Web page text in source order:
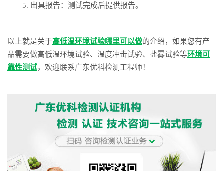
5. 出具报告：测试完成后提供报告。
以上就是关于高低温环境试验哪里可以做的介绍，如果您有产
品需要做高低温环境试验、温度冲击试验、盐雾试验等环境可
靠性测试，欢迎联系广东优科检测工程师！